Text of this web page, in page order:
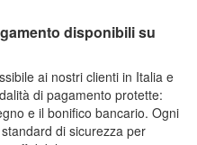
disponibili su
ai nostri clienti in Italia e
di pagamento protette:
e il bonifico bancario. Ogni
di sicurezza per